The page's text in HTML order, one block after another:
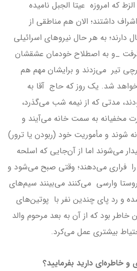
که امروزه عیتا الجبل نامیده
داشتند؛ الان هم مناطقی از
دارند؛ به هر حال نيروهای اسرائیلی‌
_و به اصطلاح خودمان عشقشان
تیر می‌زدند و برایشان مهم هم
شد. یک روز که حاج آقا به
مدتی که از نیمه شب می‌گذرد‌،
مخفیانه به سمت خانه می‌آیند و
شوند و مأموریت خود (ربودن يا ترور)
می‌شوند اما از آن‌جایی که اسلحه
را فراری می‌دهند؛ وقتی صبح می‌شود و
روستا وارسی می‌کنند می‌بینند سیم‌های
و رد پای چندین نفر با پوتین‌های
بود که از آن به بعد مرحوم والد
بیشتری عمل می‌کرد.
و خاطره‌ای دارید بفرمایید؟